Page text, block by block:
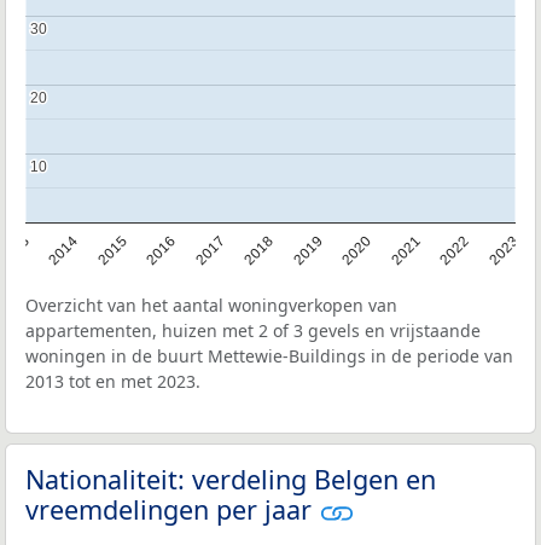
2014 2015 2016 2017 2018 2019 2020 2021 2022 2023
10
10
20
20
30
30
Overzicht van het aantal woningverkopen van
appartementen, huizen met 2 of 3 gevels en vrijstaande
woningen in de buurt Mettewie-Buildings in de periode van
2013 tot en met 2023.
Nationaliteit: verdeling Belgen en
vreemdelingen per jaar